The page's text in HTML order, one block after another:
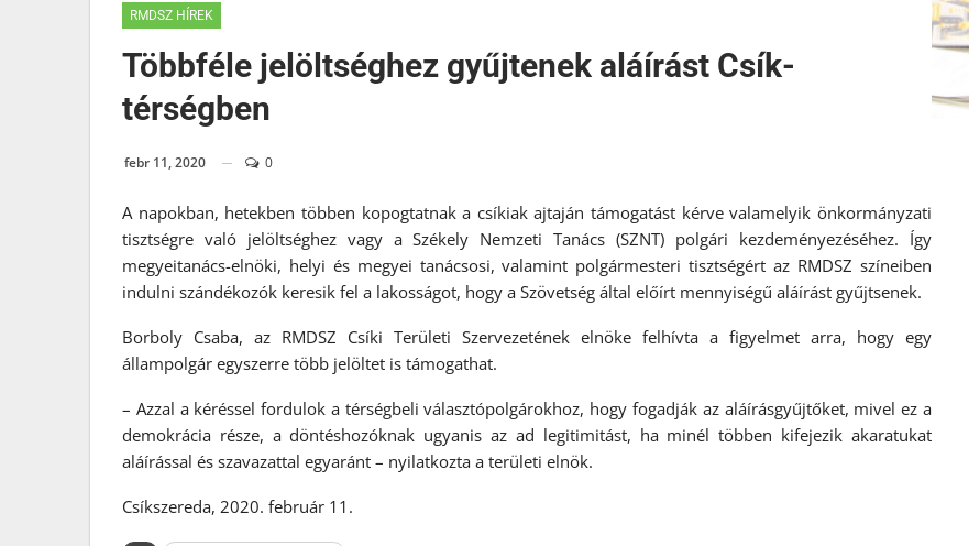
RMDSZ HÍREK
Többféle jelöltséghez gyűjtenek aláírást Csík-
térségben
febr 11, 2020 0
A napokban, hetekben többen kopogtatnak a csíkiak ajtaján támogatást kérve valamelyik önkormányzati
tisztségre való jelöltséghez vagy a Székely Nemzeti Tanács (SZNT) polgári kezdeményezéséhez. Így
megyeitanács-elnöki, helyi és megyei tanácsosi, valamint polgármesteri tisztségért az RMDSZ színeiben
indulni szándékozók keresik fel a lakosságot, hogy a Szövetség által előírt mennyiségű aláírást gyűjtsenek.
Borboly Csaba, az RMDSZ Csíki Területi Szervezetének elnöke felhívta a figyelmet arra, hogy egy
állampolgár egyszerre több jelöltet is támogathat.
– Azzal a kéréssel fordulok a térségbeli választópolgárokhoz, hogy fogadják az aláírásgyűjtőket, mivel ez a
demokrácia része, a döntéshozóknak ugyanis az ad legitimitást, ha minél többen kifejezik akaratukat
aláírással és szavazattal egyaránt – nyilatkozta a területi elnök.
Csíkszereda, 2020. február 11.